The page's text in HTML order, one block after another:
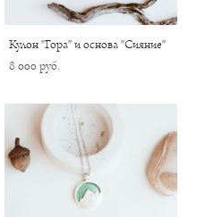
Кулон "Гора" и основа "Сияние"
8 000 pуб.